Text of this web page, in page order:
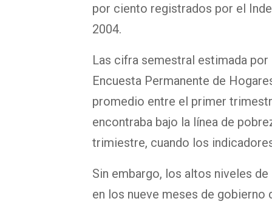
por ciento registrados por el
2004.
Las cifra semestral estimada
Encuesta Permanente de
promedio entre el primer
encontraba bajo la línea de
trimiestre, cuando los
Sin embargo, los altos niveles
en los nueve meses de gobierno